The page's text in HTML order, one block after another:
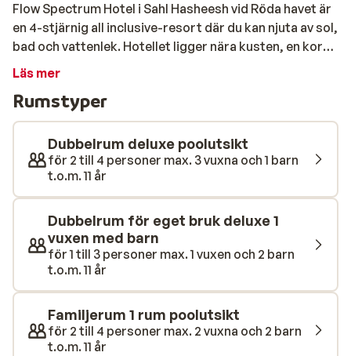
Flow Spectrum Hotel i Sahl Hasheesh vid Röda havet är
en 4-stjärnig all inclusive-resort där du kan njuta av sol,
bad och vattenlek. Hotellet ligger nära kusten, en kort
bit från Hurghada, och bjuder på utsikt över det klara
brett utbud av mat, avkoppling och underhållning.
Rummen på Flow Spectrum är modernt inredda och
erbjuder skön komfort efter en skön dag i solen. Med
all inclusive-konceptet kan du äta och dricka när du vill,
och du har dessutom fyra à la carte-restauranger att
välja mellan, med rätter från olika delar av världen. Ett
bra val för dig som gärna varierar mellan buffé och
bordsservering. Här finns gott om faciliteter: ta ett
dopp i den stora poolen eller låt barnen plaska i den
separata barnpoolen. För dig som vill hålla igång finns
ett gym, och hotellet erbjuder underhållning både dag-
och kvällstid. En kostnadsfri transfer till stranden gör
det enkelt att komma nära havet när du vill. Sahl
Hasheesh passar dig som uppskattar lugn och ro, men
Läs mer
Rumstyper
Dubbelrum deluxe poolutsikt
för 2 till 4 personer max. 3 vuxna och 1 barn
t.o.m. 11 år
Dubbelrum för eget bruk deluxe 1
vuxen med barn
för 1 till 3 personer max. 1 vuxen och 2 barn
t.o.m. 11 år
Familjerum 1 rum poolutsikt
för 2 till 4 personer max. 2 vuxna och 2 barn
t.o.m. 11 år